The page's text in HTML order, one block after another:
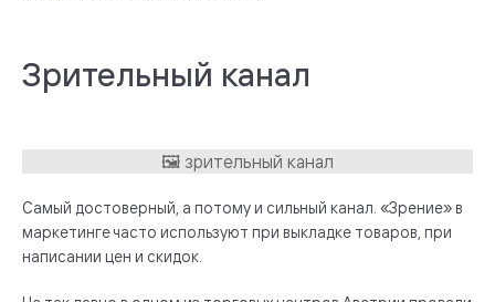
Зрительный канал
Самый достоверный, а потому и сильный канал. «Зрение» в
маркетинге часто используют при выкладке товаров, при
написании цен и скидок.